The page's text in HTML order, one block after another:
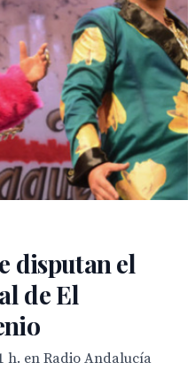
disputan el
de El
h. en Radio Andalucía